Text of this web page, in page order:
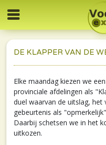
DE KLAPPER VAN DE
Elke maandag kiezen we
provinciale afdelingen als
duel waarvan de uitslag,
gebeurtenis als
Daarbij schetsen we in het
uitkozen.